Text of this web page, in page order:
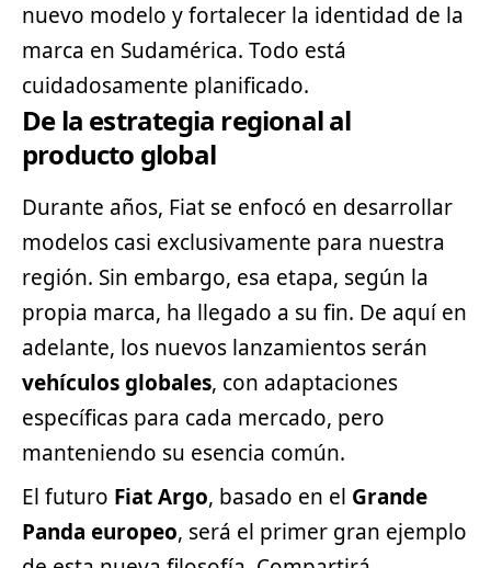
nuevo modelo y fortalecer la identidad de la
marca en Sudamérica. Todo está
cuidadosamente planificado.
De la estrategia regional al
producto global
Durante años, Fiat se enfocó en desarrollar
modelos casi exclusivamente para nuestra
región. Sin embargo, esa etapa, según la
propia marca, ha llegado a su fin. De aquí en
adelante, los nuevos lanzamientos serán
vehículos globales, con adaptaciones
específicas para cada mercado, pero
manteniendo su esencia común.
El futuro Fiat Argo, basado en el Grande
Panda europeo, será el primer gran ejemplo